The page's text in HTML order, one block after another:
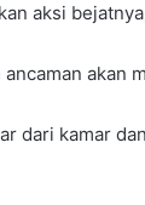
aksi
ancaman akan
dari kamar